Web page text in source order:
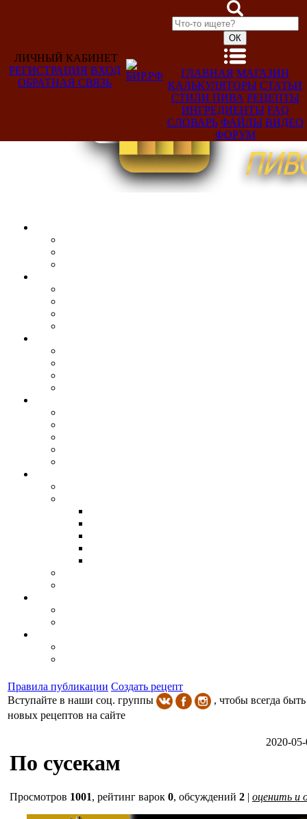
Добро
ЛИЧНЫЙ КАБИНЕТ
РЕГИСТРАЦИЯ ВХОД
ОБРАТНАЯ СВЯЗЬ
ГЛАВНАЯ МАГАЗИН
КАЛЬКУЛЯТОРЫ СТАТЬИ
СТИЛИ ПИВА РЕЦЕПТЫ
ИНГРЕДИЕНТЫ FAQ
СЛОВАРЬ ФАЙЛЫ ВИДЕО
ФОРУМ
Правила публикации Создать рецепт
Вступайте в наши соц. группы
, чтобы всегда
новых рецептов на сайте
2020-
По сусекам
Просмотров 1001, рейтинг варок 0, обсуждений 2 | оценить и